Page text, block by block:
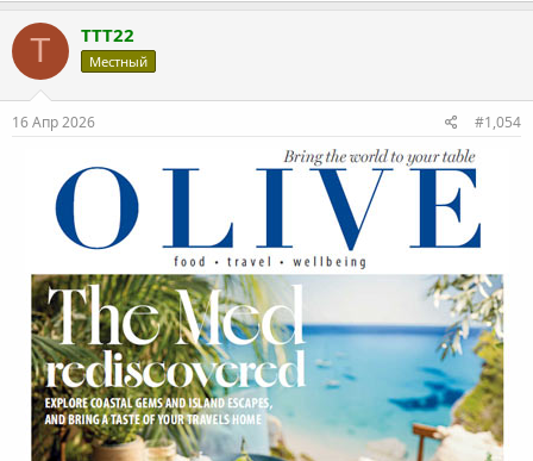
T TTT22
Местный
16 Апр 2026 #1,054